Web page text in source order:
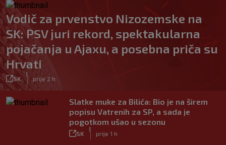
Vodič za prvenstvo Nizozemske na
SK: PSV juri rekord, spektakularna
pojačanja u Ajaxu, a posebna priča su
Hrvati
SK prije 2 h
Slatke muke za Bilića: Bio je na širem
popisu Vatrenih za SP, a sada je
pogotkom ušao u sezonu
SK prije 1 h